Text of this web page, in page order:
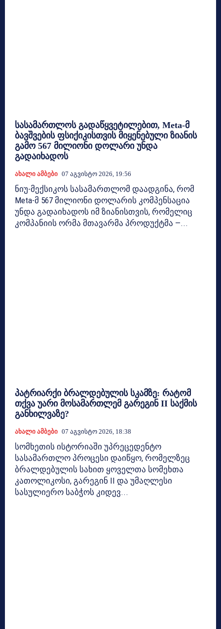
სასამართლოს გადაწყვეტილებით, Meta-მ
ბავშვების ფსიქიკისთვის მიყენებული ზიანის
გამო 567 მილიონი დოლარი უნდა
გადაიხადოს
Ახალი Ამბები 07 Აგვისტო 2026, 19:56
ნიუ-მექსიკოს სასამართლომ დაადგინა, რომ
Meta-მ 567 მილიონი დოლარის კომპენსაცია
უნდა გადაიხადოს იმ ზიანისთვის, რომელიც
კომპანიის ორმა მთავარმა პროდუქტმა —...
პატრიარქი ბრალდებულის სკამზე: რატომ
თქვა უარი მოსამართლემ გარეგინ II საქმის
განხილვაზე?
Ახალი Ამბები 07 Აგვისტო 2026, 18:38
სომხეთის ისტორიაში უპრეცედენტო
სასამართლო პროცესი დაიწყო, რომელზეც
ბრალდებულის სახით ყოველთა სომეხთა
კათოლიკოსი, გარეგინ II და უმაღლესი
სასულიერო საბჭოს კიდევ...